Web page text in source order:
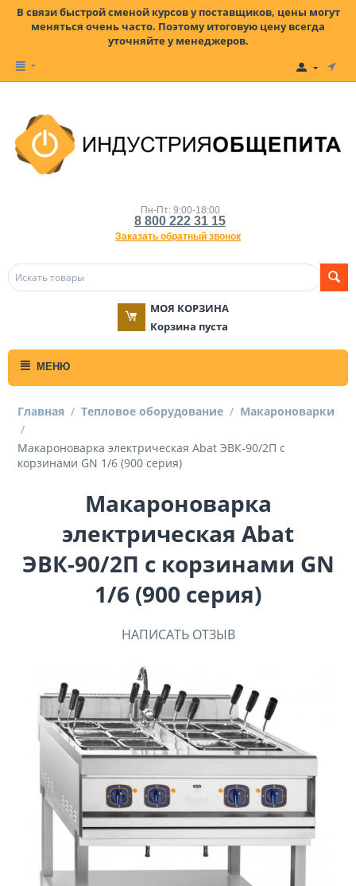
В связи быстрой сменой курсов у поставщиков, цены могут
меняться очень часто. Поэтому итоговую цену всегда
уточняйте у менеджеров.
Пн-Пт: 9:00-18:00
8 800 222 31 15
Заказать обратный звонок
МОЯ КОРЗИНА
Корзина пуста
МЕНЮ
Главная / Тепловое оборудование / Макароноварки
/
Макароноварка электрическая Abat ЭВК-90/2П с
корзинами GN 1/6 (900 серия)
Макароноварка
электрическая Abat
ЭВК-90/2П с корзинами GN
1/6 (900 серия)
НАПИСАТЬ ОТЗЫВ